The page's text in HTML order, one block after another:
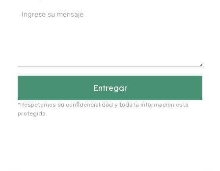
Entregar
*Respetamos su confidencialidad y toda la información está
protegida.